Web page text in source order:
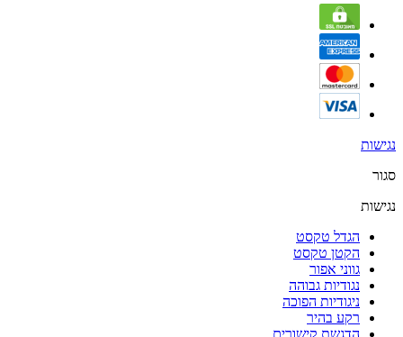
נגישות
סגור
נגישות
הגדל טקסט
הקטן טקסט
גווני אפור
נגודיות גבוהה
ניגודיות הפוכה
רקע בהיר
הדגשת קישורים